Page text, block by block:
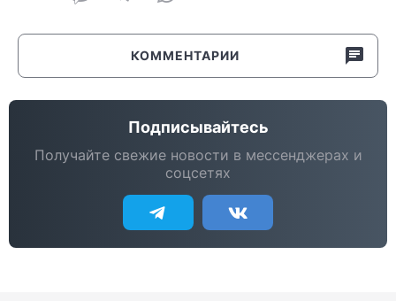
КОММЕНТАРИИ
Подписывайтесь
Получайте свежие новости в мессенджерах и
соцсетях